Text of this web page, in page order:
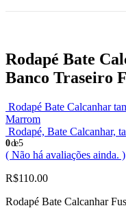
Rodapé Bate
Banco Traseiro
Rodapé Bate Calcanhar
Marrom
Rodapé, Bate Calcanhar,
0de 5
( Não há avaliações ainda. )
R$110.00
Rodapé Bate Calcanhar